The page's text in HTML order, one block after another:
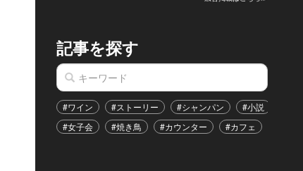
記事を探す
#ワイン #ストーリー #シャンパン #小説
#女子会
#焼き鳥 #カウンター #カフェ